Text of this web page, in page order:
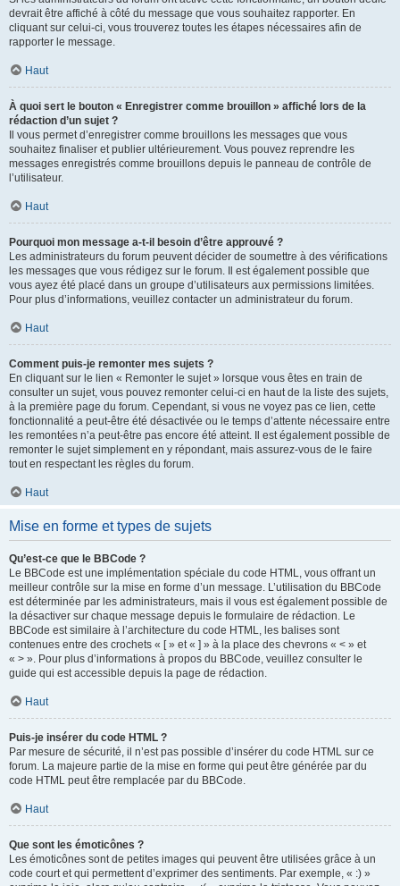
devrait être affiché à côté du message que vous souhaitez rapporter. En
cliquant sur celui-ci, vous trouverez toutes les étapes nécessaires afin de
rapporter le message.
Haut
À quoi sert le bouton « Enregistrer comme brouillon » affiché lors de la
rédaction d’un sujet ?
Il vous permet d’enregistrer comme brouillons les messages que vous
souhaitez finaliser et publier ultérieurement. Vous pouvez reprendre les
messages enregistrés comme brouillons depuis le panneau de contrôle de
l’utilisateur.
Haut
Pourquoi mon message a-t-il besoin d’être approuvé ?
Les administrateurs du forum peuvent décider de soumettre à des vérifications
les messages que vous rédigez sur le forum. Il est également possible que
vous ayez été placé dans un groupe d’utilisateurs aux permissions limitées.
Pour plus d’informations, veuillez contacter un administrateur du forum.
Haut
Comment puis-je remonter mes sujets ?
En cliquant sur le lien « Remonter le sujet » lorsque vous êtes en train de
consulter un sujet, vous pouvez remonter celui-ci en haut de la liste des sujets,
à la première page du forum. Cependant, si vous ne voyez pas ce lien, cette
fonctionnalité a peut-être été désactivée ou le temps d’attente nécessaire entre
les remontées n’a peut-être pas encore été atteint. Il est également possible de
remonter le sujet simplement en y répondant, mais assurez-vous de le faire
tout en respectant les règles du forum.
Haut
Mise en forme et types de sujets
Qu’est-ce que le BBCode ?
Le BBCode est une implémentation spéciale du code HTML, vous offrant un
meilleur contrôle sur la mise en forme d’un message. L’utilisation du BBCode
est déterminée par les administrateurs, mais il vous est également possible de
la désactiver sur chaque message depuis le formulaire de rédaction. Le
BBCode est similaire à l’architecture du code HTML, les balises sont
contenues entre des crochets « [ » et « ] » à la place des chevrons « < » et
« > ». Pour plus d’informations à propos du BBCode, veuillez consulter le
guide qui est accessible depuis la page de rédaction.
Haut
Puis-je insérer du code HTML ?
Par mesure de sécurité, il n’est pas possible d’insérer du code HTML sur ce
forum. La majeure partie de la mise en forme qui peut être générée par du
code HTML peut être remplacée par du BBCode.
Haut
Que sont les émoticônes ?
Les émoticônes sont de petites images qui peuvent être utilisées grâce à un
code court et qui permettent d’exprimer des sentiments. Par exemple, « :) »